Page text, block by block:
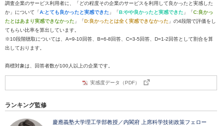
調査企業のサービス利用者に、「どの程度その企業のサービスを利用して良かったと実感した
か」について「A:とても良かったと実感できた 」「B:やや良かったと実感できた 」「C:良かっ
たとはあまり実感できなかった 」「D:良かったとは全く実感できなかった 」の4段階で評価をし
てもらい比率を算出しています。
※10段階聴取については、A=9-10回答、B=6-8回答、C=3-5回答、D=1-2回答として割合を算
出しております。
商標対象は、回答者数が100人以上の企業です。
実感度データ（PDF）
ランキング監修
慶應義塾大学理工学部教授／内閣府 上席科学技術政策フェロー